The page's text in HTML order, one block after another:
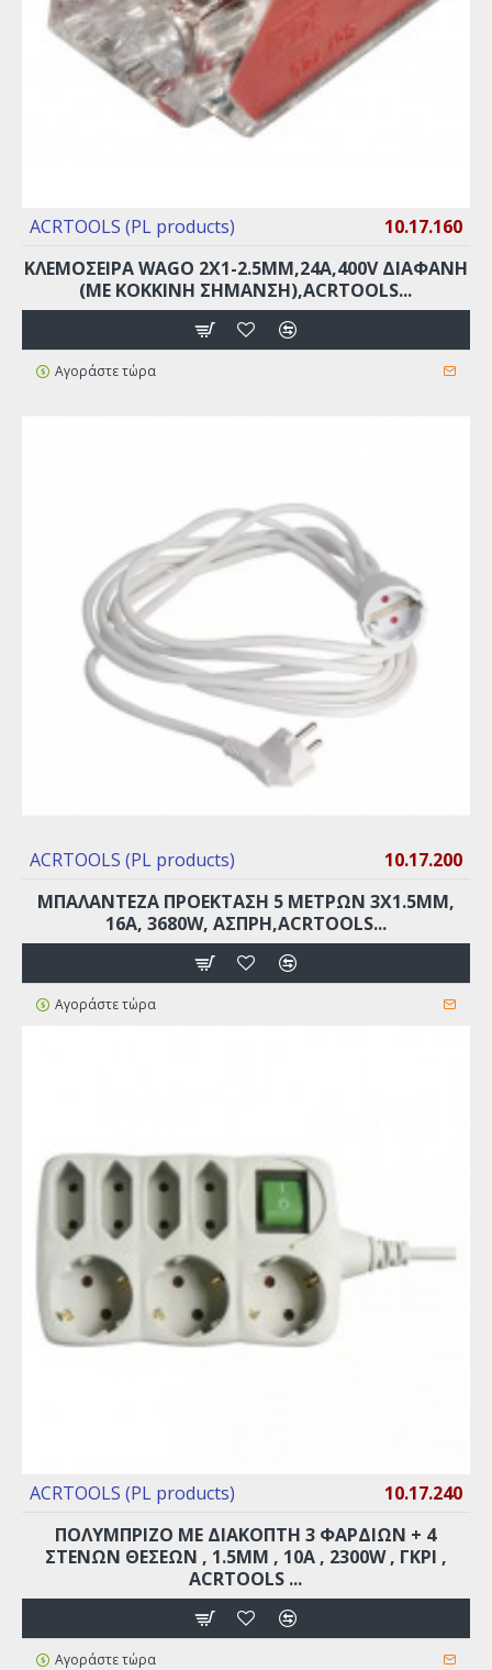
ACRTOOLS (PL products)
10.17.160
ΚΛΕΜΟΣΕΙΡΑ WAGO 2X1-2.5MM,24A,400V ΔΙΑΦΑΝΗ
(ΜΕ ΚΌΚΚΙΝΗ ΣΉΜΑΝΣΗ),ACRTOOLS...
Αγοράστε τώρα
ACRTOOLS (PL products)
10.17.200
ΜΠΑΛΑΝΤΕΖΑ ΠΡΟΕΚΤΑΣΗ 5 ΜΕΤΡΩΝ 3X1.5MM,
16A, 3680W, ΑΣΠΡΗ,ACRTOOLS...
Αγοράστε τώρα
ACRTOOLS (PL products)
10.17.240
ΠΟΛΥΜΠΡΙΖΟ ΜΕ ΔΙΑΚΌΠΤΗ 3 ΦΑΡΔΙΏΝ + 4
ΣΤΕΝΏΝ ΘΈΣΕΩΝ , 1.5MM , 10A , 2300W , ΓΚΡΙ ,
ACRTOOLS ...
Αγοράστε τώρα